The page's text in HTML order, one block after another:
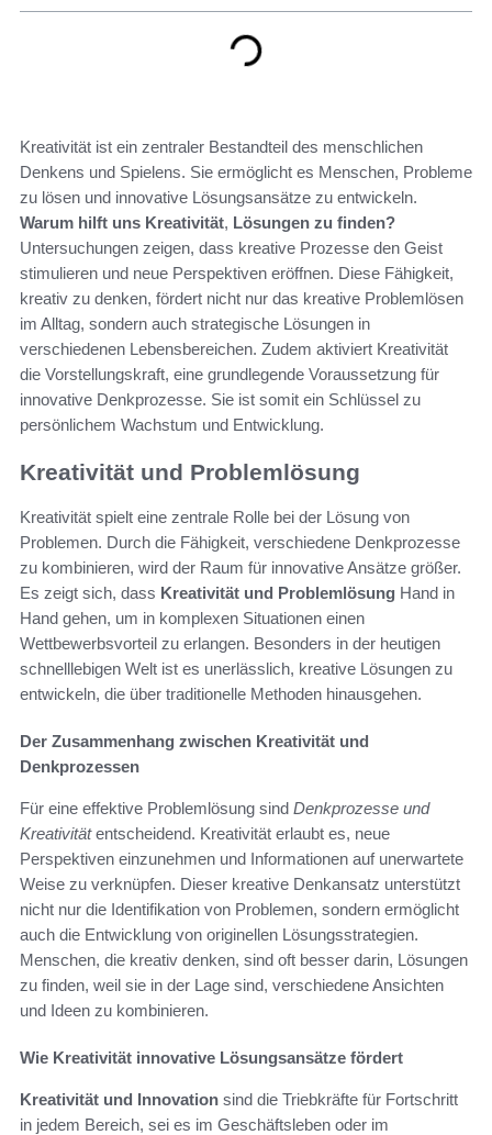
Kreativität ist ein zentraler Bestandteil des menschlichen
Denkens und Spielens. Sie ermöglicht es Menschen, Probleme
zu lösen und innovative Lösungsansätze zu entwickeln.
Warum hilft uns Kreativität, Lösungen zu finden?
Untersuchungen zeigen, dass kreative Prozesse den Geist
stimulieren und neue Perspektiven eröffnen. Diese Fähigkeit,
kreativ zu denken, fördert nicht nur das kreative Problemlösen
im Alltag, sondern auch strategische Lösungen in
verschiedenen Lebensbereichen. Zudem aktiviert Kreativität
die Vorstellungskraft, eine grundlegende Voraussetzung für
innovative Denkprozesse. Sie ist somit ein Schlüssel zu
persönlichem Wachstum und Entwicklung.
Kreativität und Problemlösung
Kreativität spielt eine zentrale Rolle bei der Lösung von
Problemen. Durch die Fähigkeit, verschiedene Denkprozesse
zu kombinieren, wird der Raum für innovative Ansätze größer.
Es zeigt sich, dass Kreativität und Problemlösung Hand in
Hand gehen, um in komplexen Situationen einen
Wettbewerbsvorteil zu erlangen. Besonders in der heutigen
schnelllebigen Welt ist es unerlässlich, kreative Lösungen zu
entwickeln, die über traditionelle Methoden hinausgehen.
Der Zusammenhang zwischen Kreativität und
Denkprozessen
Für eine effektive Problemlösung sind Denkprozesse und
Kreativitätentscheidend. Kreativität erlaubt es, neue
Perspektiven einzunehmen und Informationen auf unerwartete
Weise zu verknüpfen. Dieser kreative Denkansatz unterstützt
nicht nur die Identifikation von Problemen, sondern ermöglicht
auch die Entwicklung von originellen Lösungsstrategien.
Menschen, die kreativ denken, sind oft besser darin, Lösungen
zu finden, weil sie in der Lage sind, verschiedene Ansichten
und Ideen zu kombinieren.
Wie Kreativität innovative Lösungsansätze fördert
Kreativität und Innovation sind die Triebkräfte für Fortschritt
in jedem Bereich, sei es im Geschäftsleben oder im